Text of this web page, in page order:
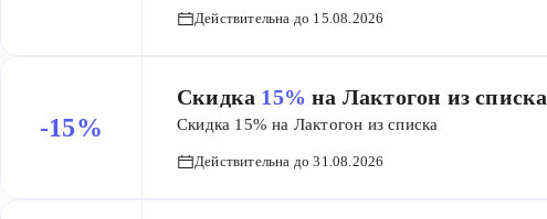
Действительна до 15.08.2026
-15%
Скидка 15%на Лактогон из списка
Скидка 15% на Лактогон из списка
Действительна до 31.08.2026